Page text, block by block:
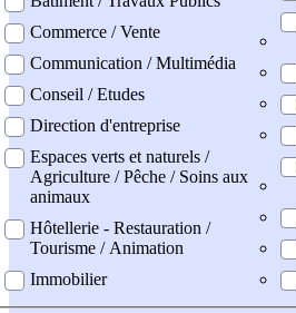
Commerce / Vente
Communication / Multimédia
Conseil / Etudes
Direction d'entreprise
Espaces verts et naturels /
Agriculture / Pêche / Soins aux
animaux
Hôtellerie - Restauration /
Tourisme / Animation
Immobilier